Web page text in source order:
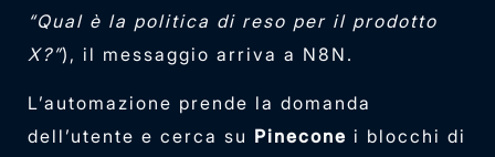
“Qual è la politica di reso per il prodotto
X?”), il messaggio arriva a N8N.
L’automazione prende la domanda
dell’utente e cerca su Pinecone i blocchi di